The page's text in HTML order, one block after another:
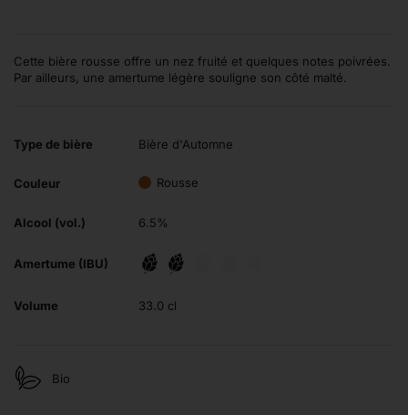
Cette bière rousse offre un nez fruité et quelques notes poivrées.
Par ailleurs, une amertume légère souligne son côté malté.
Type de bière Bière d'Automne
Couleur Rousse
Alcool (vol.) 6.5%
Amertume (IBU)
Volume 33.0 cl
Bio